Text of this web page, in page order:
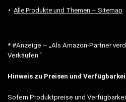
Alle Produkte und Themen – Sitemap
* #Anzeige – „Als Amazon-Partner
Verkäufen.“
Hinweis zu Preisen und
Sofern Produktpreise und